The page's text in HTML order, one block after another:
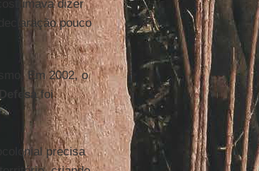
dizer
pouco
Em 2002, o
Defesafoi
precisa